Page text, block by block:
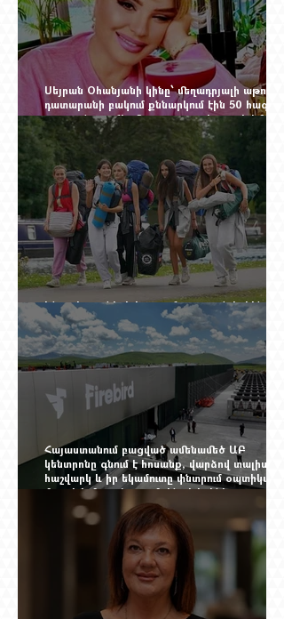
Սեյրան Օհանյանի կինը՝ մեղադրյալի աթոռին.
դատարանի բակում քննարկում էին 50 հազար
դոլարանոց «Հերմես» պայուսակը, դահլիճում՝
625 միլիոն 470 հազար դրամի երկու գործարք
Ինչու է ռուսների հոսքը Հայաստան կրկին
ակտիվացել
Հայաստանում բացված ամենամեծ ԱԲ
կենտրոնը գնում է հոսանք, վարձով տալիս
հաշվարկ և իր եկամուտը փնտրում
մալուխի մյուս ծայրում. ինչ է իրենից
ներկայացնում Firebird AI-ն